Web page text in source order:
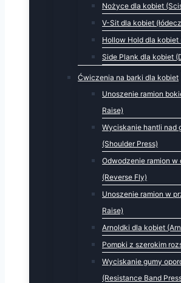
Nożyce dla kobiet
V-Sit dla kobiet
Hollow Hold dla kobiet
Side Plank dla kobiet
Ćwiczenia na barki dla kobiet
Unoszenie ramion
Raise)
Wyciskanie hantli nad
(Shoulder Press)
Odwodzenie ramion w
(Reverse Fly)
Unoszenie ramion w
Raise)
Arnoldki dla kobiet
Pompki z szerokim
Wyciskanie gumy
(Resistance Band